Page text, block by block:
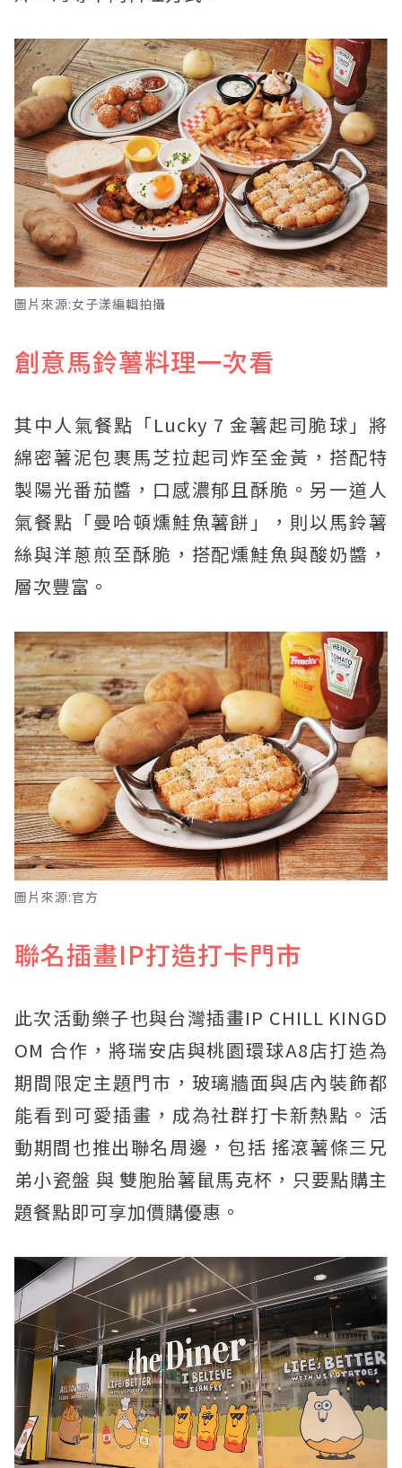
圖片來源:女子漾編輯拍攝
創意馬鈴薯料理一次看
其中人氣餐點「Lucky 7 金薯起司脆球」將
綿密薯泥包裹馬芝拉起司炸至金黃，搭配特
製陽光番茄醬，口感濃郁且酥脆。另一道人
氣餐點「曼哈頓燻鮭魚薯餅」，則以馬鈴薯
絲與洋蔥煎至酥脆，搭配燻鮭魚與酸奶醬，
層次豐富。
圖片來源:官方
聯名插畫IP打造打卡門市
此次活動樂子也與台灣插畫IP CHILL KINGD
OM 合作，將瑞安店與桃園環球A8店打造為
期間限定主題門市，玻璃牆面與店內裝飾都
能看到可愛插畫，成為社群打卡新熱點。活
動期間也推出聯名周邊，包括 搖滾薯條三兄
弟小瓷盤 與 雙胞胎薯鼠馬克杯，只要點購主
題餐點即可享加價購優惠。